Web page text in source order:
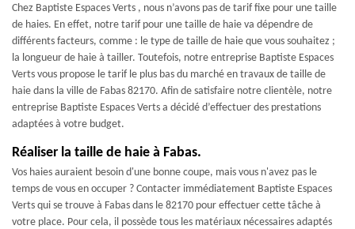
Chez Baptiste Espaces Verts , nous n’avons pas de tarif fixe pour une taille
de haies. En effet, notre tarif pour une taille de haie va dépendre de
différents facteurs, comme : le type de taille de haie que vous souhaitez ;
la longueur de haie à tailler. Toutefois, notre entreprise Baptiste Espaces
Verts vous propose le tarif le plus bas du marché en travaux de taille de
haie dans la ville de Fabas 82170. Afin de satisfaire notre clientèle, notre
entreprise Baptiste Espaces Verts a décidé d’effectuer des prestations
adaptées à votre budget.
Réaliser la taille de haie à Fabas.
Vos haies auraient besoin d'une bonne coupe, mais vous n'avez pas le
temps de vous en occuper ? Contacter immédiatement Baptiste Espaces
Verts qui se trouve à Fabas dans le 82170 pour effectuer cette tâche à
votre place. Pour cela, il possède tous les matériaux nécessaires adaptés